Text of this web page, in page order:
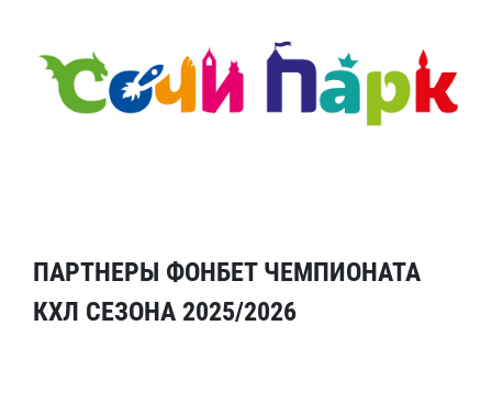
ПАРТНЕРЫ ФОНБЕТ ЧЕМПИОНАТА
КХЛ СЕЗОНА 2025/2026